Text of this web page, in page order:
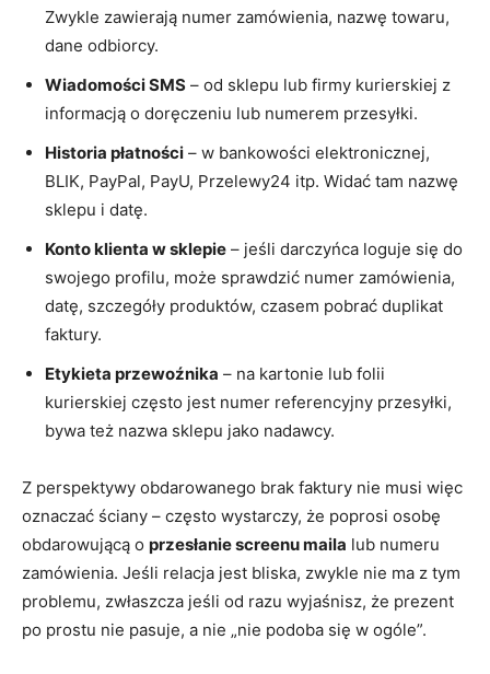
Zwykle zawierają numer zamówienia, nazwę towaru,
dane odbiorcy.
Wiadomości SMS – od sklepu lub firmy kurierskiej z
informacją o doręczeniu lub numerem przesyłki.
Historia płatności – w bankowości elektronicznej,
BLIK, PayPal, PayU, Przelewy24 itp. Widać tam nazwę
sklepu i datę.
Konto klienta w sklepie – jeśli darczyńca loguje się do
swojego profilu, może sprawdzić numer zamówienia,
datę, szczegóły produktów, czasem pobrać duplikat
faktury.
Etykieta przewoźnika – na kartonie lub folii
kurierskiej często jest numer referencyjny przesyłki,
bywa też nazwa sklepu jako nadawcy.
Z perspektywy obdarowanego brak faktury nie musi więc
oznaczać ściany – często wystarczy, że poprosi osobę
obdarowującą o przesłanie screenu maila lub numeru
zamówienia. Jeśli relacja jest bliska, zwykle nie ma z tym
problemu, zwłaszcza jeśli od razu wyjaśnisz, że prezent
po prostu nie pasuje, a nie „nie podoba się w ogóle”.